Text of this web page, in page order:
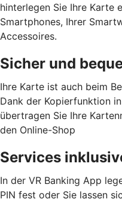
hinterlegen Sie Ihre Karte
Smartphones, Ihrer
Accessoires.
Sicher und
Ihre Karte ist auch beim
Dank der Kopierfunktion
übertragen Sie Ihre
den Online-Shop
Services
In der VR Banking App
PIN fest oder Sie lassen